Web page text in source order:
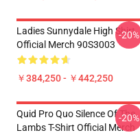
Ladies Sunnydale High Shirt
Official Merch 90S3003
￥384,250 - ￥442,250
-20%
Quid Pro Quo Silence Of The
Lambs T-Shirt Official Merch
-20%